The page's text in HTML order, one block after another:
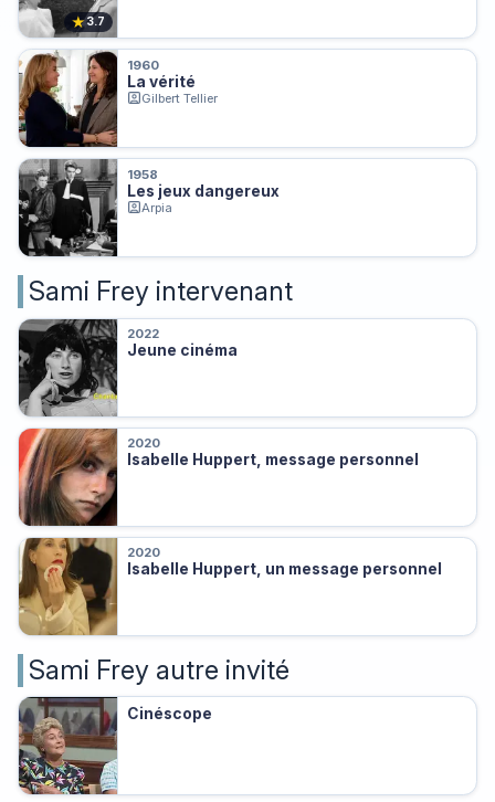
★3.7
1960
La vérité
Gilbert Tellier
1958
Les jeux dangereux
Arpia
Sami Frey intervenant
2022
Jeune cinéma
2020
Isabelle Huppert, message personnel
2020
Isabelle Huppert, un message personnel
Sami Frey autre invité
Cinéscope